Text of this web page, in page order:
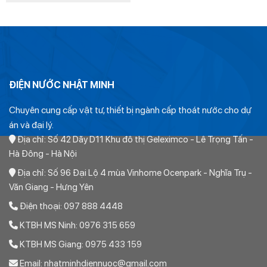
GiáỐngNhựa PVCD42 Class 4
NiêmYết:37.700 đ/m
ĐIỆN NƯỚC NHẬT MINH
Chuyên cung cấp vật tư, thiết bị ngành cấp thoát nước cho dự
án và đại lý.
Địa chỉ: Số 42 Dãy D11 Khu đô thị Geleximco - Lê Trọng Tấn -
Hà Đông - Hà Nội
Địa chỉ: Số 96 Đại Lộ 4 mùa Vinhome Ocenpark - Nghĩa Trụ -
Văn Giang - Hưng Yên
Điện thoại: 097 888 4448
KTBH MS Ninh: 0976 315 659
KTBH MS Giang: 0975 433 159
Email: nhatminhdiennuoc@gmail.com